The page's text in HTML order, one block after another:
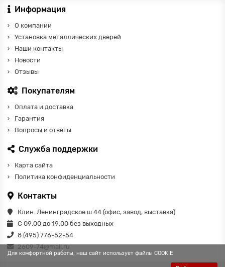
Для комфортной работы, наш сайт использует файлы COOKIE
Информация
О компании
Установка металлических дверей
Наши контакты
Новости
Отзывы
Покупателям
Оплата и доставка
Гарантия
Вопросы и ответы
Служба поддержки
Карта сайта
Политика конфиденциальности
Контакты
Клин. Ленинградское ш 44 (офис, завод, выставка)
С 09:00 до 19:00 без выходных
8 (495) 776-52-54
2609-74@mail.ru